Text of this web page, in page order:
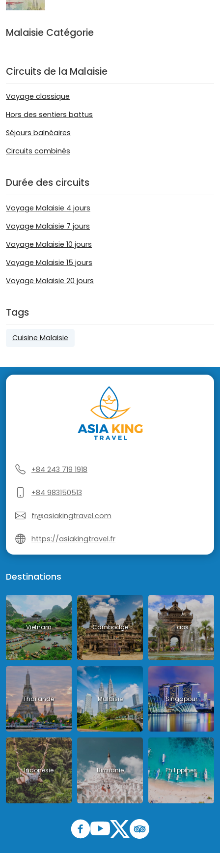
Malaisie Catégorie
Circuits de la Malaisie
Voyage classique
Hors des sentiers battus
Séjours balnéaires
Circuits combinés
Durée des circuits
Voyage Malaisie 4 jours
Voyage Malaisie 7 jours
Voyage Malaisie 10 jours
Voyage Malaisie 15 jours
Voyage Malaisie 20 jours
Tags
Cuisine Malaisie
+84 243 719 1918
+84 983150513
fr@asiakingtravel.com
https://asiakingtravel.fr
Destinations
Vietnam Cambodge Laos
Thailande Malaisie Singapour
Indonésie Birmanie Philippines